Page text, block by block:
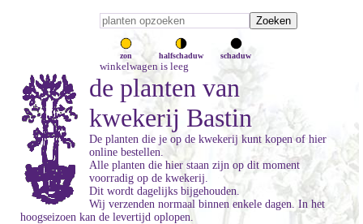
zon halfschaduw schaduw
winkelwagen is leeg
de planten van
kwekerij Bastin
De planten die je op de kwekerij kunt kopen of hier
online bestellen.
Alle planten die hier staan zijn op dit moment
voorradig op de kwekerij.
Dit wordt dagelijks bijgehouden.
Wij verzenden normaal binnen enkele dagen. In het
hoogseizoen kan de levertijd oplopen.